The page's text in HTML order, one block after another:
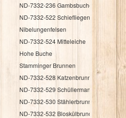
ND-7332-236 Gambsbuche
ND-7332-522 Schiefliegender Fels
Nibelungenfelsen
ND-7332-524 Mitteleiche
Hohe Buche
Stamminger Brunnen
ND-7332-528 Katzenbrunnen
ND-7332-529 Schüllermannsbrunnen
ND-7332-530 Stählerbrunnen
ND-7332-532 Bloskülbrundsicht